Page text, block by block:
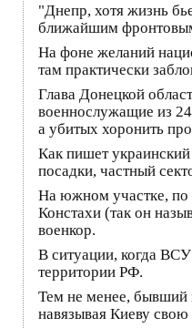
"Днепр, хотя жизнь
ближайшим фронтовым
На фоне желаний
там практически
Глава Донецкой
военнослужащие из
а убитых хоронить
Как пишет
посадки, частный
На южном участке, по
Констахи (так он
военкор.
В ситуации, когда
территории РФ.
Тем не менее, бывший
навязывая Киеву свою